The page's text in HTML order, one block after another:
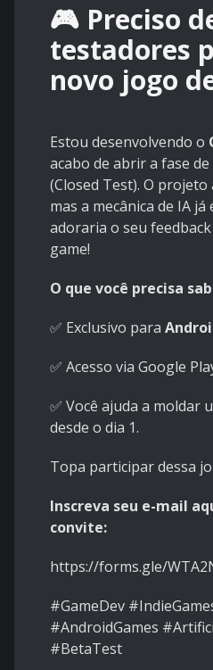
🎮 Preciso
testadores
novo jogo
Estou desenvolvendo o
acabo de abrir a fase
(Closed Test). O
mas a mecânica de IA
adoraria o seu
game!
O que você precisa
✅ Exclusivo para
✅ Acesso via Google
✅ Você ajuda a moldar
desde o dia 1.
Topa participar dessa
Inscreva seu e-mail
convite:
https://forms.gle/
#GameDev
#AndroidGames
#BetaTest